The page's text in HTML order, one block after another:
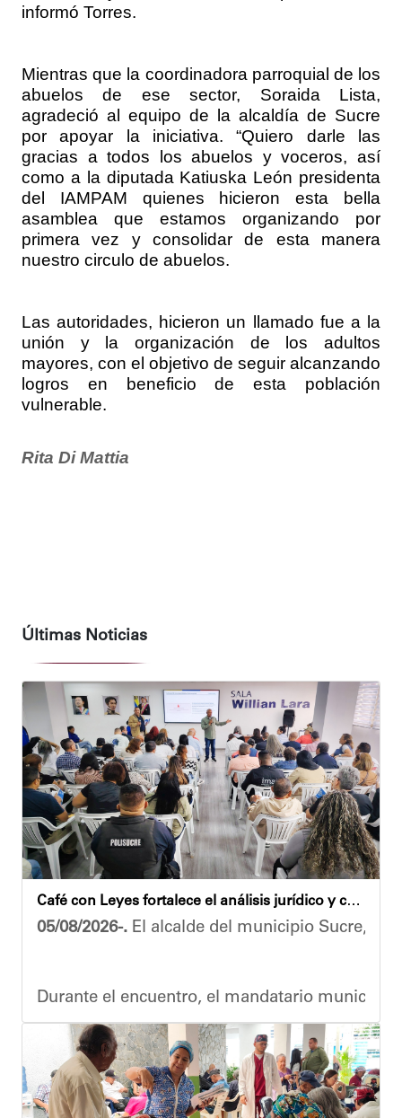
informó Torres.
Mientras que la coordinadora parroquial de los
abuelos de ese sector, Soraida Lista,
agradeció al equipo de la alcaldía de Sucre
por apoyar la iniciativa. “Quiero darle las
gracias a todos los abuelos y voceros, así
como a la diputada Katiuska León presidenta
del IAMPAM quienes hicieron esta bella
asamblea que estamos organizando por
primera vez y consolidar de esta manera
nuestro circulo de abuelos.
Las autoridades, hicieron un llamado fue a la
unión y la organización de los adultos
mayores, con el objetivo de seguir alcanzando
logros en beneficio de esta población
vulnerable.
Rita Di Mattia
Últimas Noticias
Café con Leyes fortalece el análisis jurídico y constitucional en el municipio Sucre
05/08/2026-. El alcalde del municipio Sucre,
Durante el encuentro, el mandatario
Vladimir Blanco, abogado y participante